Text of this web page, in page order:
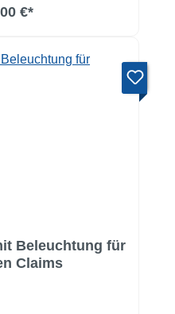
€*
Beleuchtung für
Claims